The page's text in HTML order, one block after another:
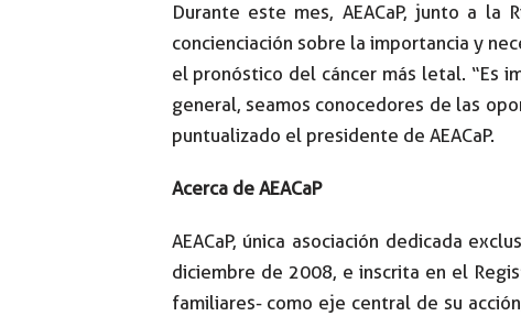
Durante este mes, AEACaP, junto a la
concienciación sobre la importancia y
el pronóstico del cáncer más letal. “Es
general, seamos conocedores de las
puntualizado el presidente de AEACaP.
Acerca de AEACaP
AEACaP, única asociación dedicada
diciembre de 2008, e inscrita en el
familiares- como eje central de su